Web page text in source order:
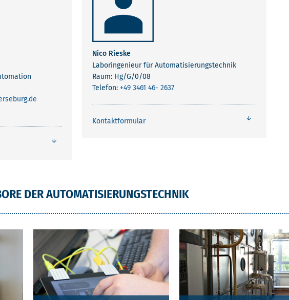
Nico Rieske
Laboringenieur für Automatisierungstechnik
Raum: Hg/G/0/08
Telefon: +49 3461 46- 2637
Kontaktformular
DER AUTOMATISIERUNGSTECHNIK